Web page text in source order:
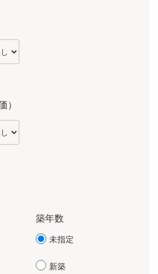
）
築年数
未指定
新築